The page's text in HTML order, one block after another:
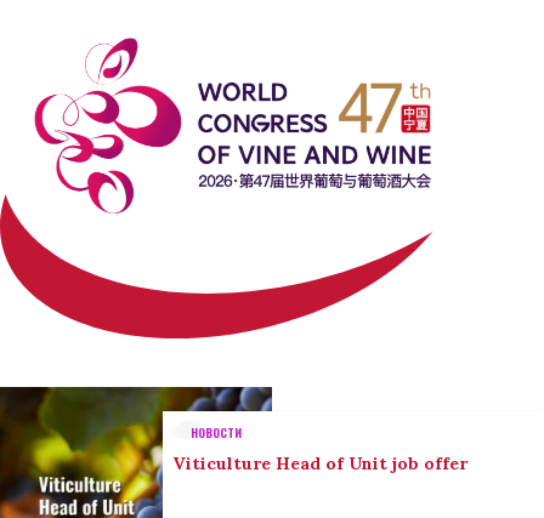
НОВОСТИ
Viticulture Head of Unit job offer